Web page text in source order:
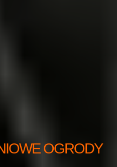
OGRODY